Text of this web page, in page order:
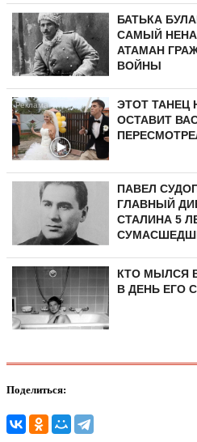
БАТЬКА
САМЫЙ
АТАМАН
ВОЙНЫ
ЭТОТ ТАНЕЦ
ОСТАВИТ
ПАВЕЛ
ГЛАВНЫЙ
СТАЛИНА 5
КТО МЫЛСЯ
В ДЕНЬ ЕГО
Поделиться: